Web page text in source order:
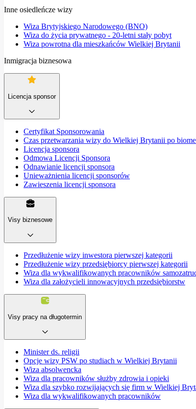
Inne osiedleńcze wizy
Wiza Brytyjskiego Narodowego (BNO)
Wiza do życia prywatnego - 20-letni stały pobyt
Wiza powrotna dla mieszkańców Wielkiej Brytanii
Inmigracja biznesowa
Licencja sponsor
Certyfikat Sponsorowania
Czas przetwarzania wizy do Wielkiej Brytanii po
Licencja sponsora
Odmowa Licencji Sponsora
Odnawianie licencji sponsora
Unieważnienia licencji sponsorów
Zawieszenia licencji sponsora
Visy biznesowe
Przedłużenie wizy inwestora pierwszej kategorii
Przedłużenie wizy przedsiębiorcy pierwszej kategorii
Wiza dla wykwalifikowanych pracowników
Wiza dla założycieli innowacyjnych przedsiębiorstw
Visy pracy na długotermin
Minister ds. religii
Opcje wizy PSW po studiach w Wielkiej Brytanii
Wiza absolwencka
Wiza dla pracowników służby zdrowia i opieki
Wiza dla szybko rozwijających się firm w Wielkiej
Wiza dla wykwalifikowanych pracowników